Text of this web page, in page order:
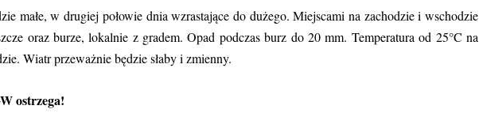
małe, w drugiej połowie dnia wzrastające do dużego. Miejscami na zachodzie i wschodzie
oraz burze, lokalnie z gradem. Opad podczas burz do 20 mm. Temperatura od 25°C na
Wiatr przeważnie będzie słaby i zmienny.
ostrzega!